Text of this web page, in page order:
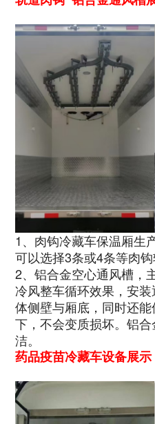
1、肉钩冷藏车保温厢生
可以选择3条或4条等肉钩
2、铝合金空心通风槽，
冷风整车循环效果，安
体侧壁与厢底，同时还
下，不会变质损坏。铝
洁。
药品疫苗冷藏车设备展示